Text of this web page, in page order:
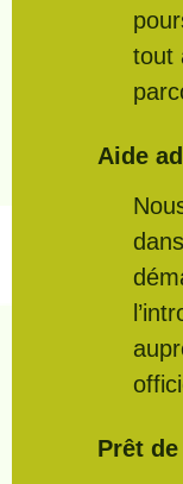
tout
Aide
Prêt